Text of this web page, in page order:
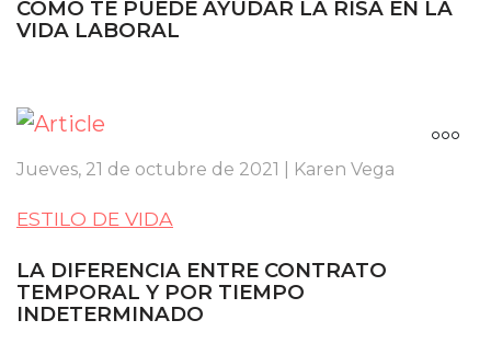
COMO TE PUEDE AYUDAR LA RISA EN LA
VIDA LABORAL
Jueves, 21 de octubre de 2021 | Karen Vega
ESTILO DE VIDA
LA DIFERENCIA ENTRE CONTRATO
TEMPORAL Y POR TIEMPO
INDETERMINADO